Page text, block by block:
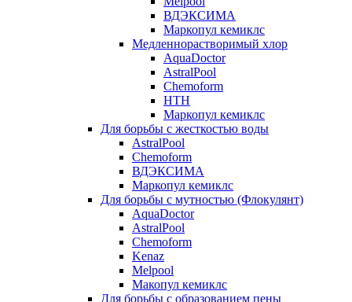
ВДЭКСИМА
Маркопул кемиклс
Медленнорастворимый хлор
AquaDoctor
AstralPool
Chemoform
HTH
Маркопул кемиклс
Для борьбы с жесткостью воды
AstralPool
Chemoform
ВДЭКСИМА
Маркопул кемиклс
Для борьбы с мутностью (Флокулянт)
AquaDoctor
AstralPool
Chemoform
Kenaz
Melpool
Макопул кемиклс
Для борьбы с образованием пены